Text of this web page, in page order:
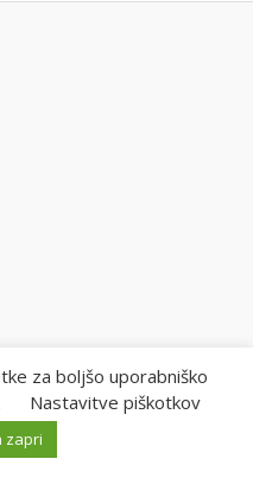
tel.
za boljšo uporabniško
Nastavitve piškotkov
zapri